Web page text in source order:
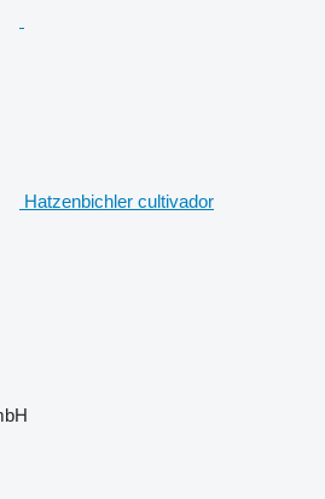
Hatzenbichler cultivador